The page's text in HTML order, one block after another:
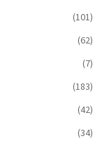
(101)
(62)
(7)
(183)
(42)
(34)